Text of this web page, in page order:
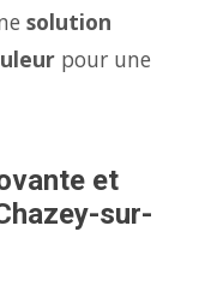
solution
pour une
et
sur-